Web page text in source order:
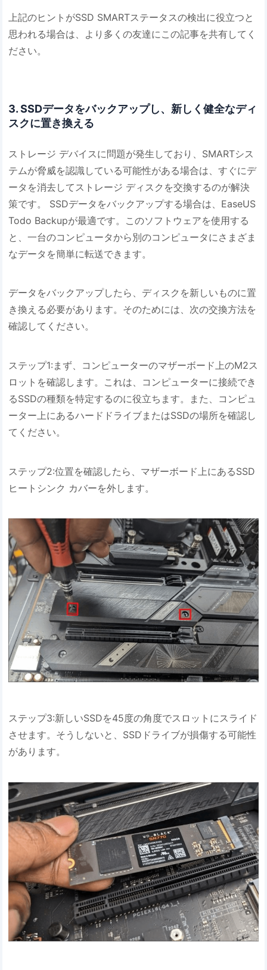
上記のヒントがSSD SMARTステータスの検出に役立つと
思われる場合は、より多くの友達にこの記事を共有してく
ださい。
3. SSDデータをバックアップし、新しく健全なディ
スクに置き換える
ストレージ デバイスに問題が発生しており、SMARTシス
テムが脅威を認識している可能性がある場合は、すぐにデ
ータを消去してストレージ ディスクを交換するのが解決
策です。 SSDデータをバックアップする場合は、EaseUS
Todo Backupが最適です。このソフトウェアを使用する
と、一台のコンピュータから別のコンピュータにさまざま
なデータを簡単に転送できます。
データをバックアップしたら、ディスクを新しいものに置
き換える必要があります。そのためには、次の交換方法を
確認してください。
ステップ1:まず、コンピューターのマザーボード上のM2ス
ロットを確認します。これは、コンピューターに接続でき
るSSDの種類を特定するのに役立ちます。また、コンピュ
ーター上にあるハードドライブまたはSSDの場所を確認し
てください。
ステップ2:位置を確認したら、マザーボード上にあるSSD
ヒートシンク カバーを外します。
ステップ3:新しいSSDを45度の角度でスロットにスライド
させます。そうしないと、SSDドライブが損傷する可能性
があります。